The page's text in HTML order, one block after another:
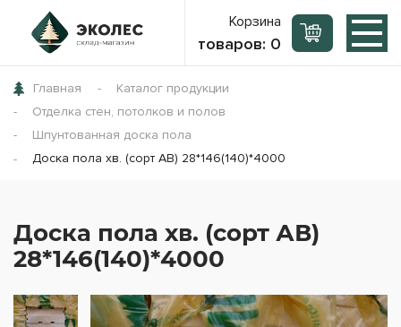
Корзина
товаров: 0
Главная
Каталог продукции
Отделка стен, потолков и полов
Шпунтованная доска пола
Доска пола хв. (сорт АВ) 28*146(140)*4000
Доска пола хв. (сорт АВ)
28*146(140)*4000